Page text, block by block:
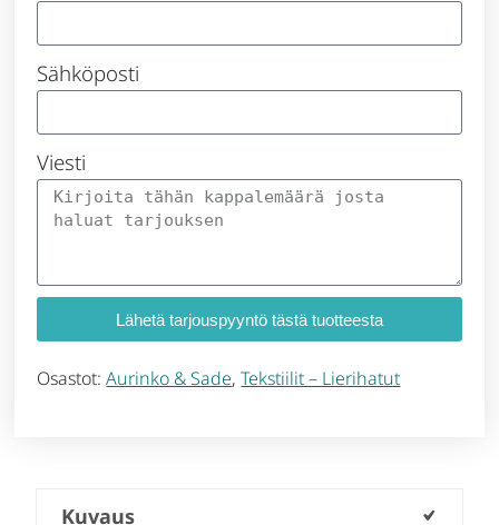
Sähköposti
Viesti
Lähetä tarjouspyyntö tästä tuotteesta
Osastot:Aurinko & Sade,Tekstiilit – Lierihatut
Kuvaus